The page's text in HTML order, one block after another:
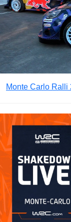
Monte Carlo Ralli